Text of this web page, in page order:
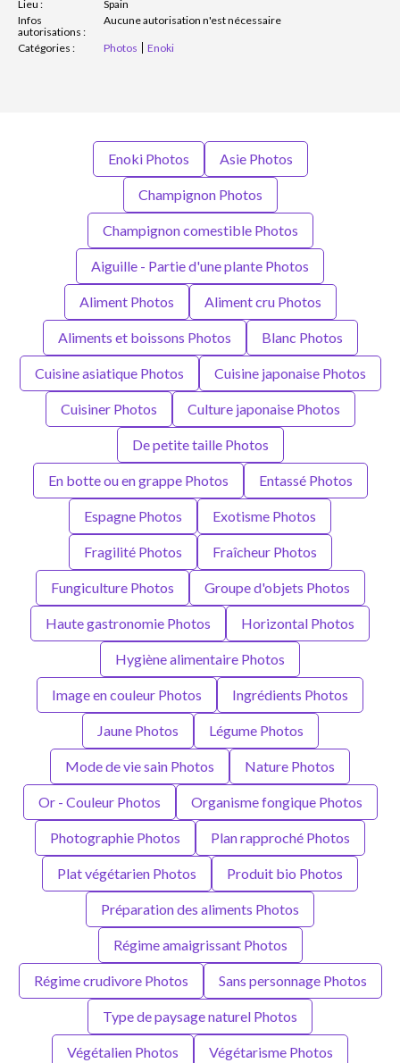
Lieu :
Spain
Infos
autorisations :
Aucune autorisation n'est nécessaire
Catégories : Photos Enoki
Enoki Photos Asie Photos
Champignon Photos
Champignon comestible Photos
Aiguille - Partie d'une plante Photos
Aliment Photos Aliment cru Photos
Aliments et boissons Photos Blanc Photos
Cuisine asiatique Photos Cuisine japonaise Photos
Cuisiner Photos Culture japonaise Photos
De petite taille Photos
En botte ou en grappe Photos Entassé Photos
Espagne Photos Exotisme Photos
Fragilité Photos Fraîcheur Photos
Fungiculture Photos Groupe d'objets Photos
Haute gastronomie Photos Horizontal Photos
Hygiène alimentaire Photos
Image en couleur Photos Ingrédients Photos
Jaune Photos Légume Photos
Mode de vie sain Photos Nature Photos
Or - Couleur Photos Organisme fongique Photos
Photographie Photos Plan rapproché Photos
Plat végétarien Photos Produit bio Photos
Préparation des aliments Photos
Régime amaigrissant Photos
Régime crudivore Photos Sans personnage Photos
Type de paysage naturel Photos
Végétalien Photos Végétarisme Photos